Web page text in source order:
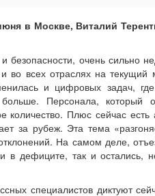
в Москве, Виталий
очень сильно
во всех отраслях на
и цифровых задач, где
Персонала, который
количество. Плюс сейчас
за рубеж. Эта тема
На самом деле,
в дефиците, так и остались,
специалистов диктуют